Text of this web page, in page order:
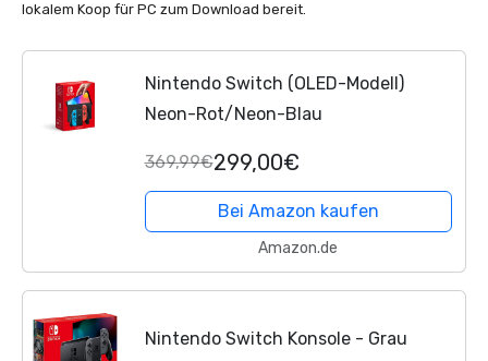
lokalem Koop für PC zum Download bereit.
Nintendo Switch (OLED-Modell)
Neon-Rot/Neon-Blau
369,99€299,00€
Bei Amazon kaufen
Amazon.de
Nintendo Switch Konsole - Grau